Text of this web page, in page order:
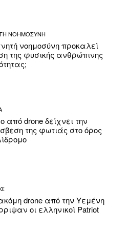
ΝΟΗΜΟΣΥΝΗ
νοημοσύνη προκαλεί
της φυσικής ανθρώπινης
από drone δείχνει την
της φωτιάς στο όρος
drone από την Υεμένη
οι ελληνικοί Patriot